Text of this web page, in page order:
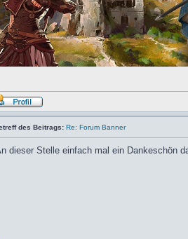
des Beitrags: Re: Forum Banner
dieser Stelle einfach mal ein Dankeschön